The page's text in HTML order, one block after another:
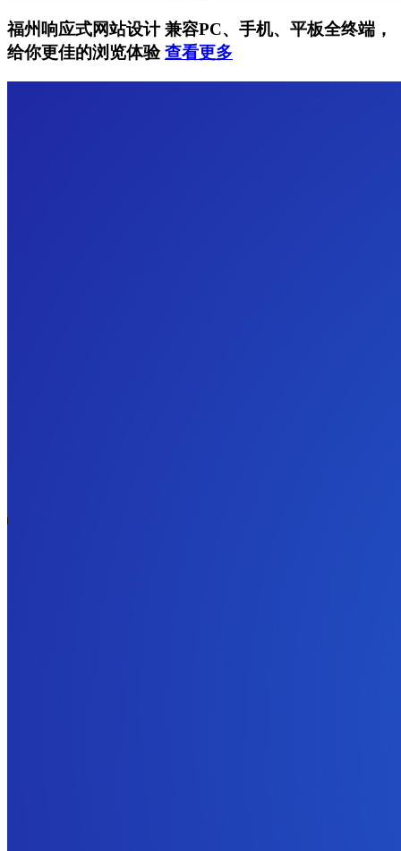
福州响应式网站设计兼容PC、手机、平板全终端，
给你更佳的浏览体验查看更多